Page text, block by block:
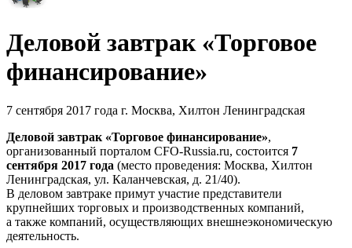
Деловой завтрак «Торговое
финансирование»
7 сентября 2017 года г. Москва, Хилтон Ленинградская
Деловой завтрак «Торговое финансирование»,
организованный порталом CFO-Russia.ru, состоится 7
сентября 2017 года (место проведения: Москва, Хилтон
Ленинградская, ул. Каланчевская, д. 21/40).
В деловом завтраке примут участие представители
крупнейших торговых и производственных компаний,
а также компаний, осуществляющих внешнеэкономическую
деятельность.